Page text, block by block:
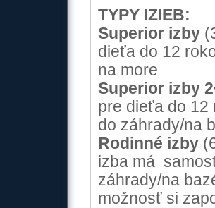
TYPY IZIEB:
Superior izby
dieťa do 12
na more
Superior izby
pre dieťa do 12
do záhrady/na
Rodinné izby
izba má
záhrady/na
možnosť si